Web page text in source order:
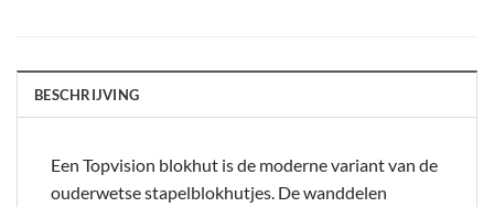
BESCHRIJVING
Een Topvision blokhut is de moderne variant van de
ouderwetse stapelblokhutjes. De wanddelen